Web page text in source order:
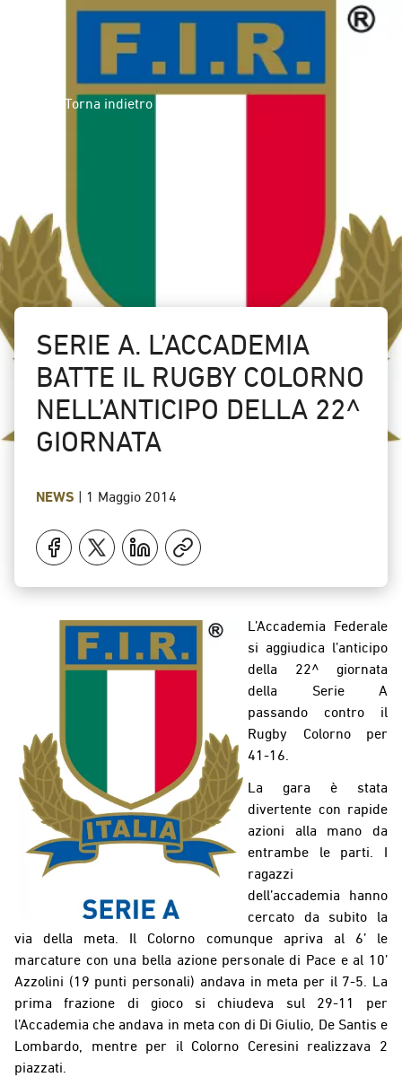
Torna indietro
SERIE A. L’ACCADEMIA
BATTE IL RUGBY COLORNO
NELL’ANTICIPO DELLA 22^
GIORNATA
NEWS | 1 Maggio 2014
L’Accademia Federale
si aggiudica l’anticipo
della 22^ giornata
della Serie A
passando contro il
Rugby Colorno per
41-16.
La gara è stata
divertente con rapide
azioni alla mano da
entrambe le parti. I
ragazzi
dell’accademia hanno
cercato da subito la
via della meta. Il Colorno comunque apriva al 6’ le
marcature con una bella azione personale di Pace e al 10’
Azzolini (19 punti personali) andava in meta per il 7-5. La
prima frazione di gioco si chiudeva sul 29-11 per
l’Accademia che andava in meta con di Di Giulio, De Santis e
Lombardo, mentre per il Colorno Ceresini realizzava 2
piazzati.